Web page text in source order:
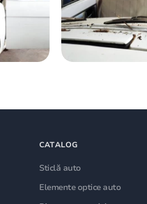
CATALOG
Sticlă auto
Elemente optice auto